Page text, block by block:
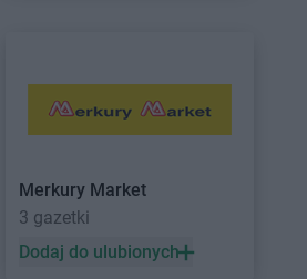
Intermarche Szczytno
Intermarche
Merkury Market
3 gazetki
Dodaj do ulubionych